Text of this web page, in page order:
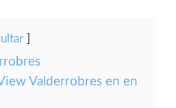
Valderrobres en en